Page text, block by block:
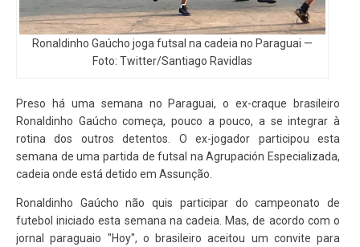
Ronaldinho Gaúcho joga futsal na cadeia no Paraguai —
Foto: Twitter/Santiago Ravidlas
Preso há uma semana no Paraguai, o ex-craque brasileiro
Ronaldinho Gaúcho começa, pouco a pouco, a se integrar à
rotina dos outros detentos. O ex-jogador participou esta
semana de uma partida de futsal na Agrupación Especializada,
cadeia onde está detido em Assunção.
Ronaldinho Gaúcho não quis participar do campeonato de
futebol iniciado esta semana na cadeia. Mas, de acordo com o
jornal paraguaio "Hoy", o brasileiro aceitou um convite para